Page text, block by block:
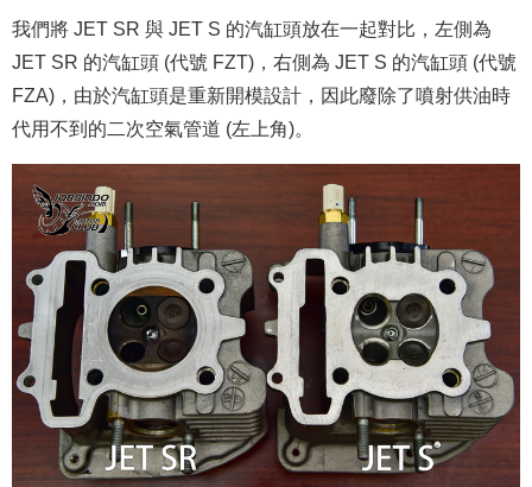
我們將 JET SR 與 JET S 的汽缸頭放在一起對比，左側為
JET SR 的汽缸頭 (代號 FZT)，右側為 JET S 的汽缸頭 (代號
FZA)，由於汽缸頭是重新開模設計，因此廢除了噴射供油時
代用不到的二次空氣管道 (左上角)。